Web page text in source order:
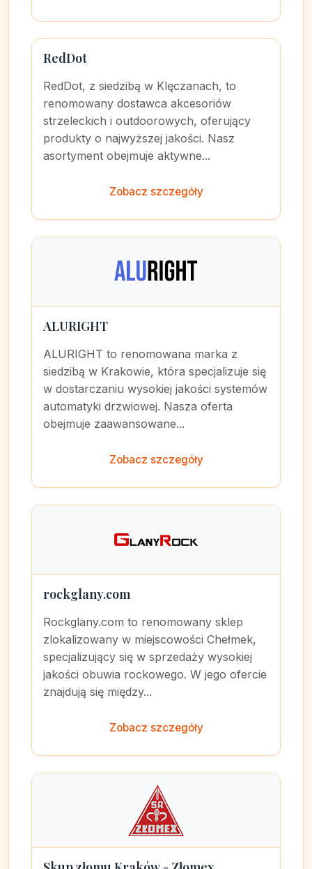
RedDot
RedDot, z siedzibą w Klęczanach, to
renomowany dostawca akcesoriów
strzeleckich i outdoorowych, oferujący
produkty o najwyższej jakości. Nasz
asortyment obejmuje aktywne...
Zobacz szczegóły
ALURIGHT
ALURIGHT to renomowana marka z
siedzibą w Krakowie, która specjalizuje się
w dostarczaniu wysokiej jakości systemów
automatyki drzwiowej. Nasza oferta
obejmuje zaawansowane...
Zobacz szczegóły
rockglany.com
Rockglany.com to renomowany sklep
zlokalizowany w miejscowości Chełmek,
specjalizujący się w sprzedaży wysokiej
jakości obuwia rockowego. W jego ofercie
znajdują się między...
Zobacz szczegóły